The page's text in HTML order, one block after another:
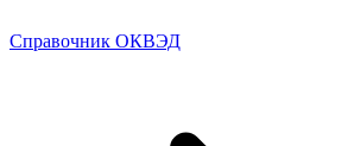
Справочник ОКВЭД